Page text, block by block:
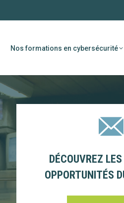
Nos formations en cybersécurité
DÉCOUVREZ
OPPORTUNITÉS